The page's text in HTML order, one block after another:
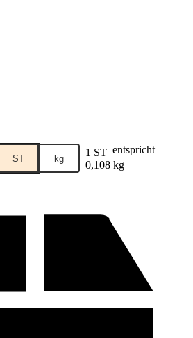
ST kg 1 ST entspricht
0,108 kg